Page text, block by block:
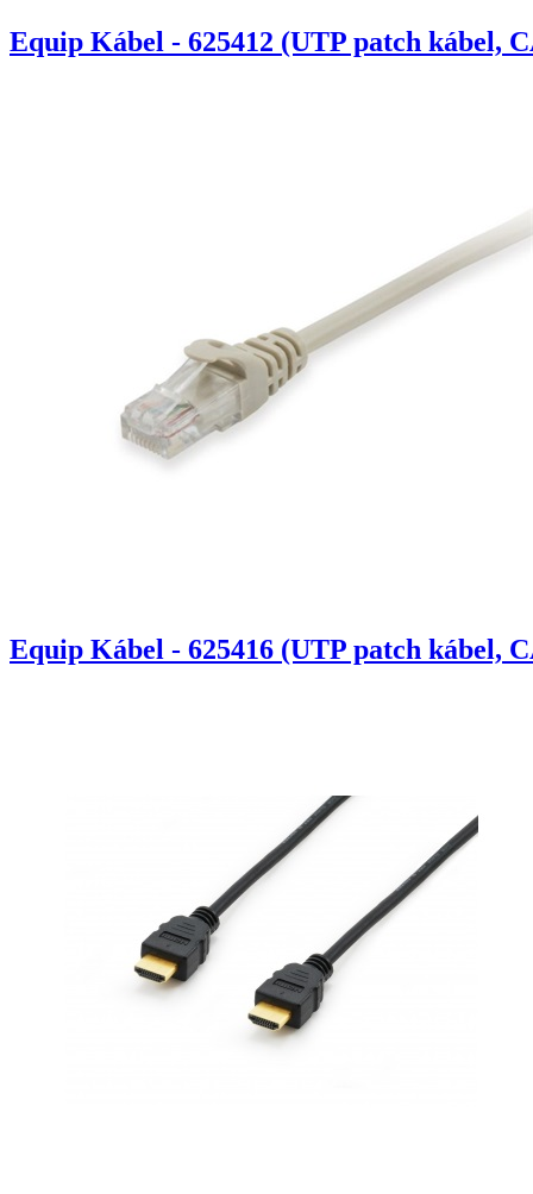
Equip Kábel - 625412 (UTP patch kábel,
Equip Kábel - 625416 (UTP patch kábel,